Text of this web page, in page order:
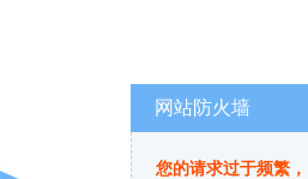
网站防火墙
您的请求过于频繁